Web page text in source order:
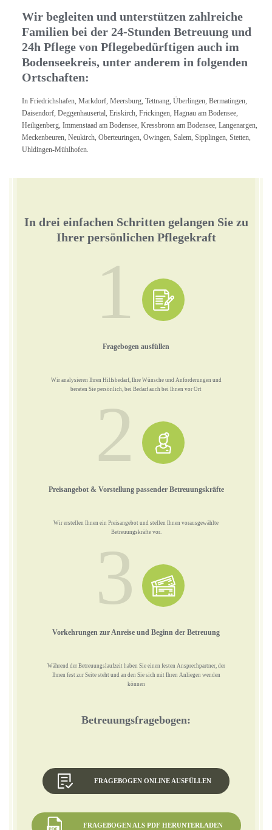
Wir begleiten und unterstützen zahlreiche
Familien bei der 24-Stunden Betreuung und
24h Pflege von Pflegebedürftigen auch im
Bodenseekreis, unter anderem in folgenden
Ortschaften:
In Friedrichshafen, Markdorf, Meersburg, Tettnang, Überlingen, Bermatingen,
Daisendorf, Deggenhausertal, Eriskirch, Frickingen, Hagnau am Bodensee,
Heiligenberg, Immenstaad am Bodensee, Kressbronn am Bodensee, Langenargen,
Meckenbeuren, Neukirch, Oberteuringen, Owingen, Salem, Sipplingen, Stetten,
Uhldingen-Mühlhofen.
In drei einfachen Schritten gelangen Sie zu
Ihrer persönlichen Pflegekraft
1
Fragebogen ausfüllen
Wir analysieren Ihren Hilfsbedarf, Ihre Wünsche und Anforderungen und
beraten Sie persönlich, bei Bedarf auch bei Ihnen vor Ort
2
Preisangebot & Vorstellung passender Betreuungskräfte
Wir erstellen Ihnen ein Preisangebot und stellen Ihnen vorausgewählte
Betreuungskräfte vor.
3
Vorkehrungen zur Anreise und Beginn der Betreuung
Während der Betreuungslaufzeit haben Sie einen festen Ansprechpartner, der
Ihnen fest zur Seite steht und an den Sie sich mit Ihren Anliegen wenden
können
Betreuungsfragebogen:
FRAGEBOGEN ONLINE AUSFÜLLEN
FRAGEBOGEN ALS PDF HERUNTERLADEN